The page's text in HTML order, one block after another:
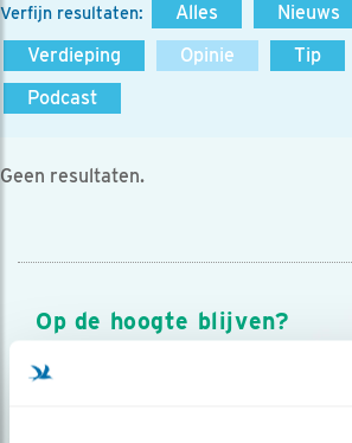
Verfijn resultaten: Alles Nieuws
Verdieping
Opinie Tip
Podcast
Geen resultaten.
Op de hoogte blijven?
Meld je aan en ontvang nieuws,
over vogels en activiteiten van